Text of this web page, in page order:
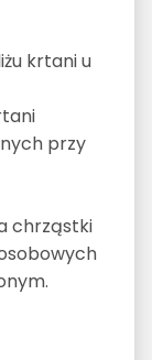
krtani u
przy
chrząstki